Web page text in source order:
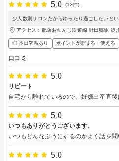
5.0
(12件)
少人数制サロンだからゆったり過ごしたいと
アクセス：肥薩おれんじ鉄道線 野田郷駅 徒
◎ 本日空席あり ポイントが貯まる・使える
口コミ
5.0
リピート
5.0
いつもありがとうございます。
5.0